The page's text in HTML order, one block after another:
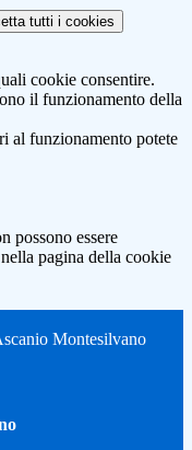
tutti i cookies
cookie consentire.
il funzionamento della
al funzionamento potete
possono essere
pagina della cookie
Montesilvano